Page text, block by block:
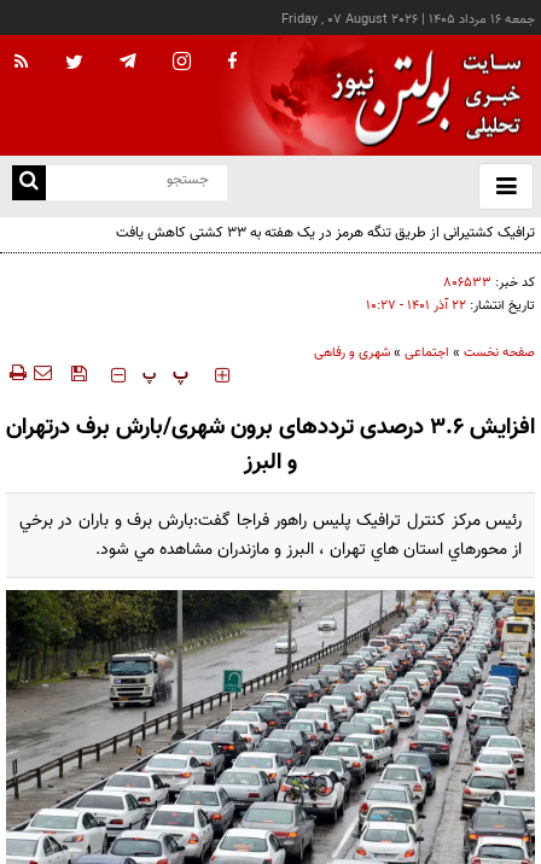
جمعه ۱۶ مرداد ۱۴۰۵ |
Friday , 07 August 2026
باز
و
ترافیک کشتیرانی از طریق تنگه هرمز در یک هفته به ۳۳ کشتی کاهش یافت
کد خبر: ۸۰۶۵۳۳
تاریخ انتشار: ۲۲ آذر ۱۴۰۱ - ۱۰:۲۷
صفحه نخست » اجتماعی »شهری و رفاهی
‍‍‍ پ پ
افزايش ٣.٦ درصدى ترددهاى برون شهرى/بارش برف درتهران
و البرز
رئیس مرکز کنترل ترافیک پلیس راهور فراجا گفت:بارش برف و باران در برخي
از محورهاي استان هاي تهران ، البرز و مازندران مشاهده مي شود.